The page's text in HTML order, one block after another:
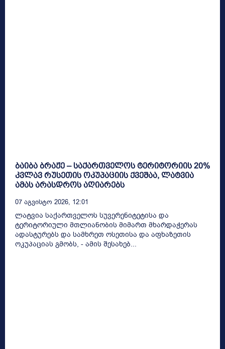
ბაიბა ბრაჟე – საქართველოს ტერიტორიის 20%
კვლავ რუსეთის ოკუპაციის ქვეშაა, ლატვია
ამას არასდროს აღიარებს
07 Აგვისტო 2026, 12:01
ლატვია საქართველოს სუვერენიტეტისა და
ტერიტორიული მთლიანობის მიმართ მხარდაჭერას
ადასტურებს და სამხრეთ ოსეთისა და აფხაზეთის
ოკუპაციას გმობს, - ამის შესახებ...